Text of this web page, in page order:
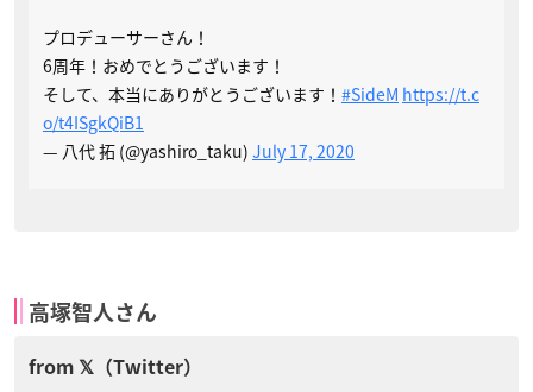
プロデューサーさん！
6周年！おめでとうございます！
そして、本当にありがとうございます！ #SideM https://t.c
o/t4ISgkQiB1
— 八代 拓 (@yashiro_taku) July 17, 2020
高塚智人さん